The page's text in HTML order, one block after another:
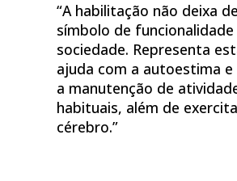
“A habilitação não deixa
símbolo de funcionalidade
sociedade. Representa
ajuda com a autoestima e
a manutenção de
habituais, além de
cérebro.”